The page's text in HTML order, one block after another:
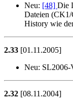
Neu: [48] Die
Dateien
History wie
2.33 [01.11.2005]
Neu: SL2006-
2.32 [08.11.2004]